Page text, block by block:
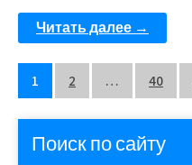
Читать далее →
Пагинация
записей
1 2 … 40
Поиск по сайту